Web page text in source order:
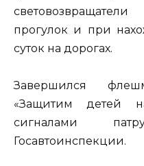
прогулок и при
суток на дорогах.
Завершился
«Защитим детей
сигналами
Госавтоинспекции.